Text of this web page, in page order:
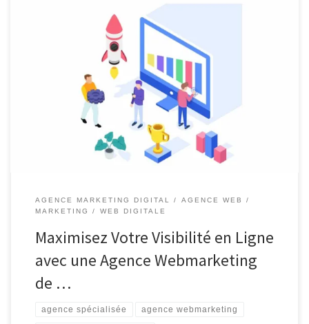
Agence Webmarketing : Maximisez Votre Présence en Ligne De
nos jours, la concurrence sur Internet est féroce. Pour se
démarquer et atteindre un public cible, il est essentiel de mettre
en place une stratégie de webmarketing efficace. C’est là
qu’intervient une agence spécialisée dans le domaine. Une
agence webmarketing est […]
AGENCE MARKETING DIGITAL
AGENCE WEB
MARKETING
WEB DIGITALE
Maximisez Votre Visibilité en Ligne
avec une Agence Webmarketing
de …
agence spécialisée agence webmarketing